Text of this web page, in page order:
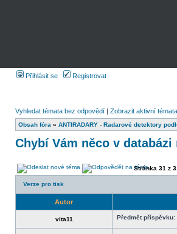
Přihlásit se Registrovat
Vyhledat témata bez odpovědí | Zobrazit aktivní témata
Obsah fóra » ANTIRADARY - Radarové detektory
Chybí Vám něco v
Stránka 31 z
Verze pro tisk
Autor
vita11 Předmět příspěvku: